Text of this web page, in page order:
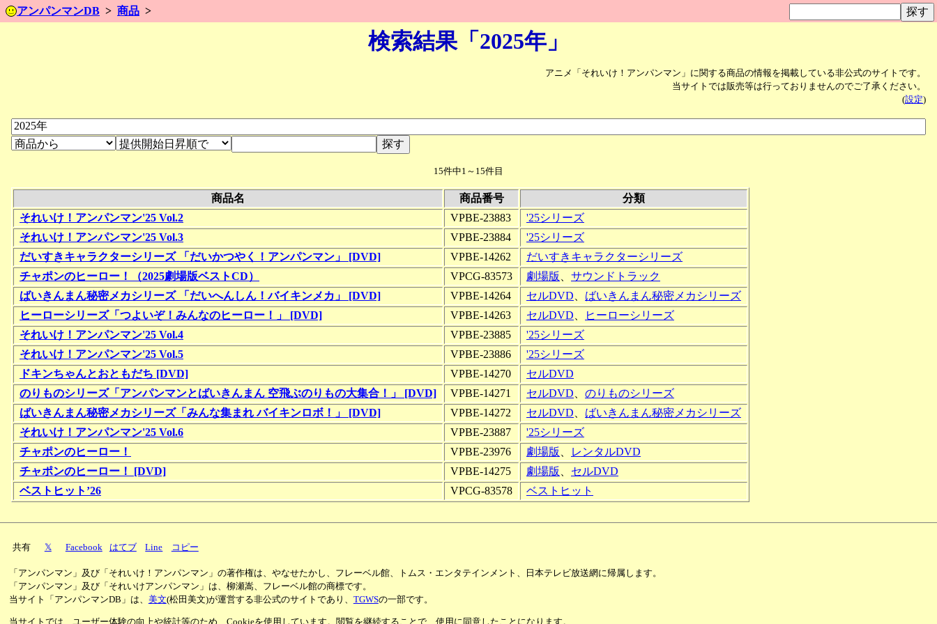
アンパンマンDB 商品
検索結果「2025年」
アニメ「それいけ！アンパンマン」に関する商品の情報を掲載している非公式のサイトです。
当サイトでは販売等は行っておりませんのでご了承ください。
(設定)
15件中1～15件目
商品名 商品番号
分類
それいけ！アンパンマン'25 Vol.2
VPBE-23883
'25シリーズ
それいけ！アンパンマン'25 Vol.3
VPBE-23884
'25シリーズ
だいすきキャラクターシリーズ 「だいかつやく！アンパンマン」 [DVD]
VPBE-14262
だいすきキャラクターシリーズ
チャポンのヒーロー！（2025劇場版ベストCD）
VPCG-83573 劇場版
サウンドトラック
ばいきんまん秘密メカシリーズ 「だいへんしん！バイキンメカ」 [DVD]
VPBE-14264 セルDVD
ばいきんまん秘密メカシリーズ
ヒーローシリーズ「つよいぞ！みんなのヒーロー！」 [DVD]
VPBE-14263 セルDVD
ヒーローシリーズ
それいけ！アンパンマン'25 Vol.4
VPBE-23885
'25シリーズ
それいけ！アンパンマン'25 Vol.5
VPBE-23886
'25シリーズ
ドキンちゃんとおともだち [DVD]
VPBE-14270
セルDVD
のりものシリーズ「アンパンマンとばいきんまん 空飛ぶのりもの大集合！」 [DVD]
VPBE-14271 セルDVD
のりものシリーズ
ばいきんまん秘密メカシリーズ「みんな集まれ バイキンロボ！」 [DVD]
VPBE-14272 セルDVD
ばいきんまん秘密メカシリーズ
それいけ！アンパンマン'25 Vol.6
VPBE-23887
'25シリーズ
チャポンのヒーロー！
VPBE-23976 劇場版
レンタルDVD
チャポンのヒーロー！ [DVD]
VPBE-14275 劇場版
セルDVD
ベストヒット’26
VPCG-83578 ベストヒット
共有 𝕏 Facebook はてブ Line コピー
「アンパンマン」及び「それいけ！アンパンマン」の著作権は、やなせたかし、フレーベル館、トムス・エンタテインメント、日本テレビ放送網に帰属します。
「アンパンマン」及び「それいけアンパンマン」は、柳瀬嵩、フレーベル館の商標です。
当サイト「アンパンマンDB」は、 美文(松田美文)が運営する非公式のサイトであり、 TGWSの一部です。
当サイトでは、ユーザー体験の向上や統計等のため、Cookieを使用しています。閲覧を継続することで、使用に同意したことになります。